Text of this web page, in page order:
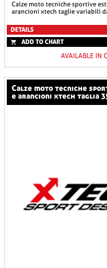
calze moto tecniche sportive estive leggere corte grigie e
arancioni xtech taglie variabili
DETAILS
ADD TO CHART
AVAILABLE IN
calze moto tecniche sportive estive leggere grigie
e arancioni xtech taglia